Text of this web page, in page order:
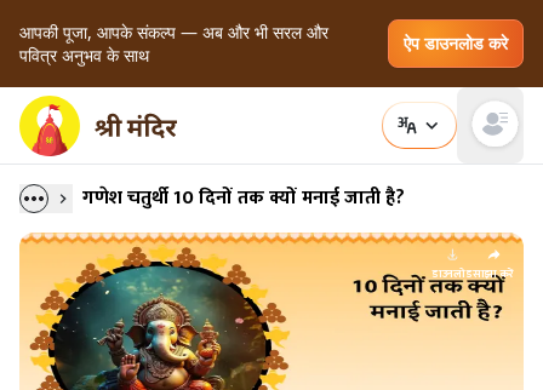
आपकी पूजा, आपके संकल्प — अब और भी सरल और
पवित्र अनुभव के साथ
ऐप डाउनलोड करे
Open
गणेश चतुर्थी 10 दिनों तक क्यों मनाई जाती है?
डाउनलोडसाझा करें